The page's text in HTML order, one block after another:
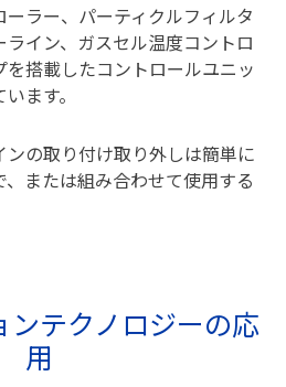
ーラー、パーティクルフィルタ
ライン、ガスセル温度コントロ
を搭載したコントロールユニッ
ます。
ンの取り付け取り外しは簡単に
または組み合わせて使用する
ンテクノロジーの応
用